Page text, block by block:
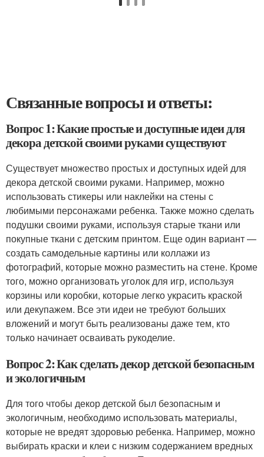
Связанные вопросы и ответы:
Вопрос 1: Какие простые и доступные идеи для
декора детской своими руками существуют
Существует множество простых и доступных идей для
декора детской своими руками. Например, можно
использовать стикеры или наклейки на стены с
любимыми персонажами ребенка. Также можно сделать
подушки своими руками, используя старые ткани или
покупные ткани с детским принтом. Еще один вариант —
создать самодельные картины или коллажи из
фотографий, которые можно разместить на стене. Кроме
того, можно организовать уголок для игр, используя
корзины или коробки, которые легко украсить краской
или декупажем. Все эти идеи не требуют больших
вложений и могут быть реализованы даже тем, кто
только начинает осваивать рукоделие.
Вопрос 2: Как сделать декор детской безопасным
и экологичным
Для того чтобы декор детской был безопасным и
экологичным, необходимо использовать материалы,
которые не вредят здоровью ребенка. Например, можно
выбирать краски и клеи с низким содержанием вредных